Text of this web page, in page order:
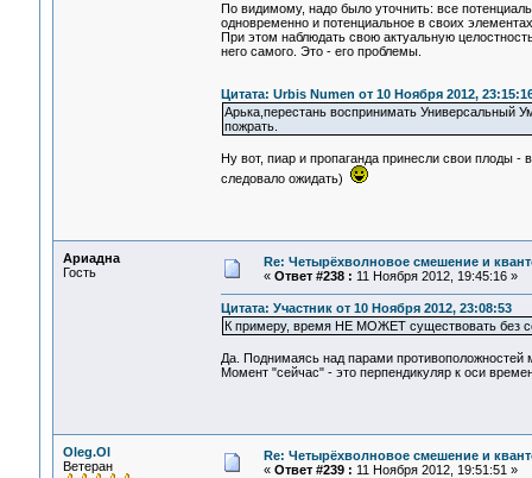
По видимому, надо было уточнить: все
одновременно и потенциальное в своих
При этом наблюдать свою актуальную
него самого. Это - его проблемы.
Цитата: Urbis Numen от 10 Ноября 2012,
Арька,перестань воспринимать Универсальный
пожрать.
Ну вот, пиар и пропаганда принесли свои плоды
следовало ожидать)
Ариадна
Гость
Re: Четырёхволновое смешение и
« Ответ #238 : 11 Ноября 2012, 19:45:16 »
Цитата: Участник от 10 Ноября 2012, 23:08:53
К примеру, время НЕ МОЖЕТ существовать без
Да. Поднимаясь над парами
Момент "сейчас" - это перпендикуляр к оси
Oleg.Ol
Ветеран
Re: Четырёхволновое смешение и
« Ответ #239 : 11 Ноября 2012, 19:51:51 »